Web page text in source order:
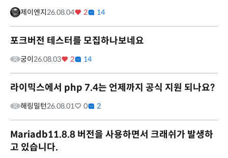
제이엔지26.08.04 2 14
포크버전 테스터를 모집하나보네요
궁이26.08.03 2 14
라이믹스에서 php 7.4는 언제까지 공식 지원 되나요?
해링밀턴26.08.01 0 2
Mariadb11.8.8 버전을 사용하면서 크래쉬가 발생하
고 있습니다.